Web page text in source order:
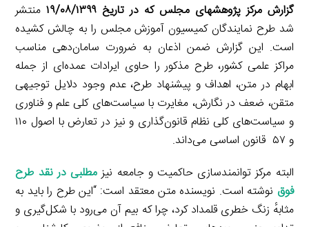
گزارش مرکز پژوهش­های مجلس که در تاریخ ۱۹/۰۸/۱۳۹۹
منتشر
شد طرح نمایندگان کمیسیون آموزش مجلس را به چالش کشیده
است. این گزارش ضمن اذعان به ضرورت سامان‌دهی مناسب
مراکز علمی کشور، طرح مذکور را حاوی ایرادات عمده‌ای از جمله
ابهام در متن، اهداف و پیشنهاد طرح، عدم وجود دلایل توجیهی
متقن، ضعف در نگارش، مغایرت با سیاست‌های کلی علم و فناوری
و سیاست‌های کلی نظام قانون‌گذاری و نیز در تعارض با اصول ۱۱۰
و ۵۷ قانون اساسی می‌داند.
البته مرکز توانمندسازی حاکمیت و جامعه نیزمطلبی در نقد طرح
فوق نوشته است. نویسنده متن معتقد است: “این طرح را باید به
مثابهٔ زنگ خطری قلمداد کرد، چرا که بیم آن می‌رود با شکل‌گیری و